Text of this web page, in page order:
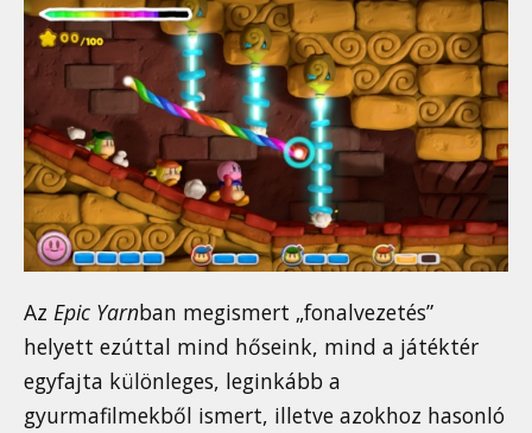
Az Epic Yarnban megismert „fonalvezetés”
helyett ezúttal mind hőseink, mind a játéktér
egyfajta különleges, leginkább a
gyurmafilmekből ismert, illetve azokhoz hasonló